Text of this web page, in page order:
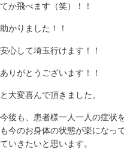
てか飛べます（笑）！！
助かりました！！
安心して埼玉行けます！！
ありがとうございます！！
と大変喜んで頂きました。
今後も、患者様一人一人の症状
も今のお身体の状態が楽になっ
ていきたいと思います。